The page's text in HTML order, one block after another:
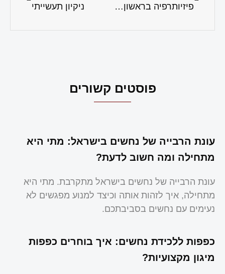
פיזיותרפיה בראשון לציון: למי זה מתאים ניקיון תעשייתי
פוסטים קשורים
עונת הרבייה של נחשים בישראל: מתי היא
מתחילה ומה חשוב לדעת?
עונת הרבייה של נחשים בישראל מתקרבת. מתי היא
מתחילה, איך לזהות אותה וכיצד למנוע מפגשים לא
נעימים עם נחשים בסביבתכם.
כפפות ללכידת נחשים: איך בוחרים כפפות
מיגון מקצועיות?